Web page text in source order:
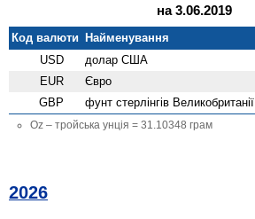
на 3.06.2019
Код валюти Найменування
USD
долар США
EUR Євро
GBP фунт стерлінгів Велико­британії
Oz – тройська унція = 31.10348 грам
2026